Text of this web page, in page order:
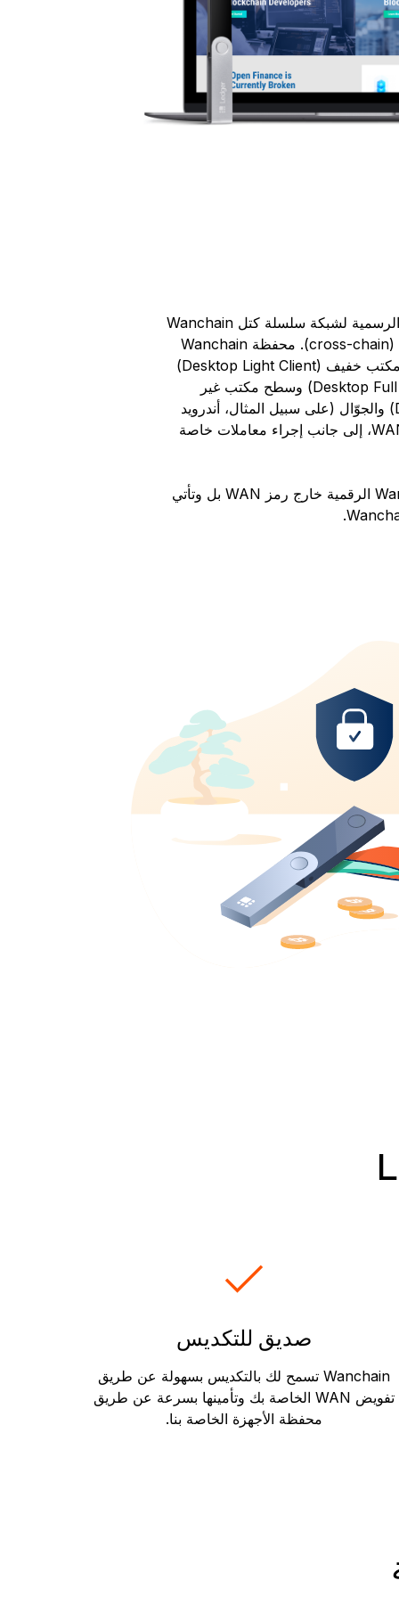
مقارنة أجهزة توقيع Ledger
جميع الأصول المشفرة المدعومة
ما هي محفظة الأصول المشفرة؟
محفظة Wanchain هي المحفظة الرسمية لشبكة سلسلة كتل Wanchain
المالية عبر سلاسل الكتل المختلفة (cross-chain). محفظة Wanchain
متوفرة في إصدارات عميل سطح مكتب خفيف (Desktop Light Client)
وعميل سطح مكتب كامل (Desktop Full Client) وسطح مكتب غير
متصل بالإنترنت (Desktop Offline) والجوّال (على سبيل المثال، أندرويد
وiOS) لإرسال/تلقي وإدارة رموز WAN، إلى جانب إجراء معاملات خاصة
تدعم المحفظة أيضاً أصول Wanchain الرقمية خارج رمز WAN بل وتأتي
صديق للتكديس
Wanchain تسمح لك بالتكديس بسهولة عن طريق
تفويض WAN الخاصة بك وتأمينها بسرعة عن طريق
محفظة الأجهزة الخاصة بنا.